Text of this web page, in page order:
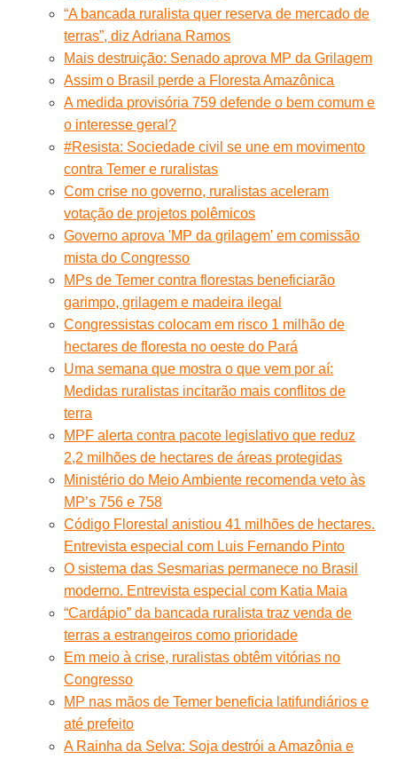
“A bancada ruralista quer reserva de mercado de
terras”, diz Adriana Ramos
Mais destruição: Senado aprova MP da Grilagem
Assim o Brasil perde a Floresta Amazônica
A medida provisória 759 defende o bem comum e
o interesse geral?
#Resista: Sociedade civil se une em movimento
contra Temer e ruralistas
Com crise no governo, ruralistas aceleram
votação de projetos polêmicos
Governo aprova 'MP da grilagem' em comissão
mista do Congresso
MPs de Temer contra florestas beneficiarão
garimpo, grilagem e madeira ilegal
Congressistas colocam em risco 1 milhão de
hectares de floresta no oeste do Pará
Uma semana que mostra o que vem por aí:
Medidas ruralistas incitarão mais conflitos de
terra
MPF alerta contra pacote legislativo que reduz
2,2 milhões de hectares de áreas protegidas
Ministério do Meio Ambiente recomenda veto às
MP’s 756 e 758
Código Florestal anistiou 41 milhões de hectares.
Entrevista especial com Luis Fernando Pinto
O sistema das Sesmarias permanece no Brasil
moderno. Entrevista especial com Katia Maia
“Cardápio” da bancada ruralista traz venda de
terras a estrangeiros como prioridade
Em meio à crise, ruralistas obtêm vitórias no
Congresso
MP nas mãos de Temer beneficia latifundiários e
até prefeito
A Rainha da Selva: Soja destrói a Amazônia e